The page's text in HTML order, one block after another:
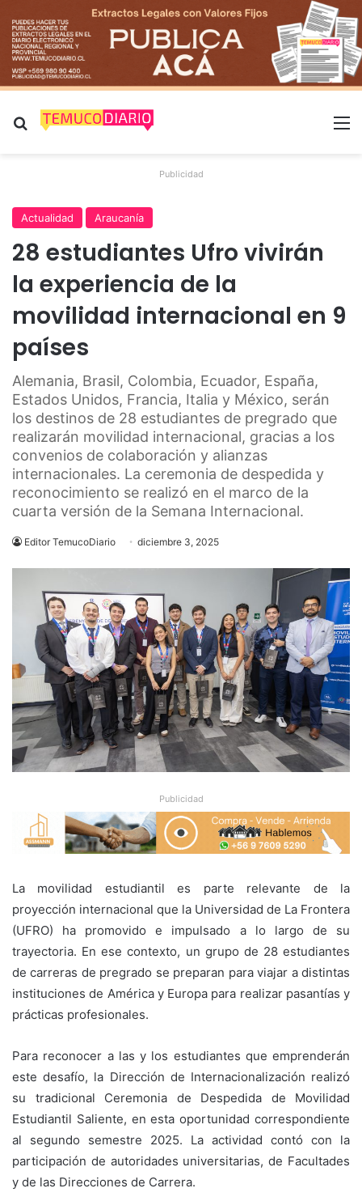
Buscar por
Publicidad
Actualidad Araucanía
28 estudiantes Ufro vivirán
la experiencia de la
movilidad internacional en 9
países
Alemania, Brasil, Colombia, Ecuador, España,
Estados Unidos, Francia, Italia y México, serán
los destinos de 28 estudiantes de pregrado que
realizarán movilidad internacional, gracias a los
convenios de colaboración y alianzas
internacionales. La ceremonia de despedida y
reconocimiento se realizó en el marco de la
cuarta versión de la Semana Internacional.
Editor TemucoDiario diciembre 3, 2025
Publicidad
La movilidad estudiantil es parte relevante de la
proyección internacional que la Universidad de La Frontera
(UFRO) ha promovido e impulsado a lo largo de su
trayectoria. En ese contexto, un grupo de 28 estudiantes
de carreras de pregrado se preparan para viajar a distintas
instituciones de América y Europa para realizar pasantías y
prácticas profesionales.
Para reconocer a las y los estudiantes que emprenderán
este desafío, la Dirección de Internacionalización realizó
su tradicional Ceremonia de Despedida de Movilidad
Estudiantil Saliente, en esta oportunidad correspondiente
al segundo semestre 2025. La actividad contó con la
participación de autoridades universitarias, de Facultades
y de las Direcciones de Carrera.